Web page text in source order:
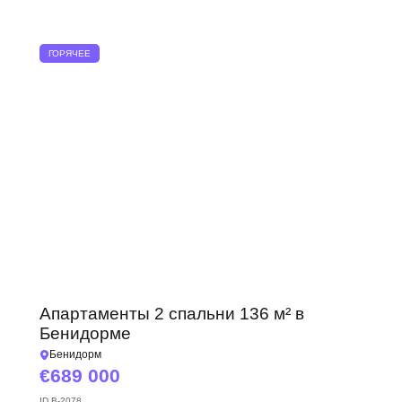
ГОРЯЧЕЕ
Апартаменты 2 спальни 136 м² в
Бенидорме
Бенидорм
689 000